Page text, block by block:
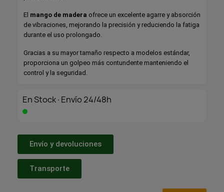
El mango de madera ofrece un excelente agarre y absorción
de vibraciones, mejorando la precisión y reduciendo la fatiga
durante el uso prolongado.
Gracias a su mayor tamaño respecto a modelos estándar,
proporciona un golpeo más contundente manteniendo el
control y la seguridad.
En Stock·Envío 24/48h
Envío y devoluciones
Transporte